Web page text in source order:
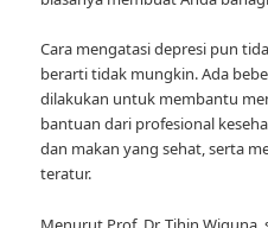
Cara mengatasi depresi pun
berarti tidak mungkin. Ada
dilakukan untuk membantu
bantuan dari profesional
dan makan yang sehat, serta
teratur.